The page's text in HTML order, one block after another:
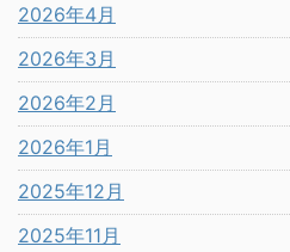
2026年4月
2026年3月
2026年2月
2026年1月
2025年12月
2025年11月